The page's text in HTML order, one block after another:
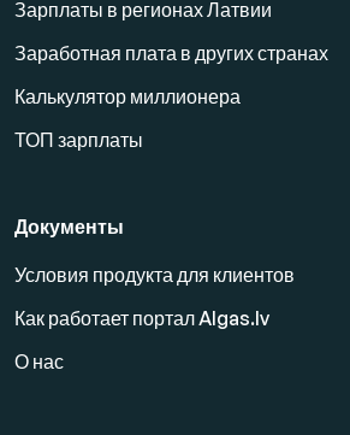
Зарплаты в регионах Латвии
Заработная плата в других странах
Калькулятор миллионера
ТОП зарплаты
Документы
Условия продукта для клиентов
Как работает портал Algas.lv
О нас